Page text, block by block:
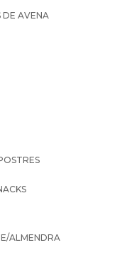
DE AVENA
ALMENDRA